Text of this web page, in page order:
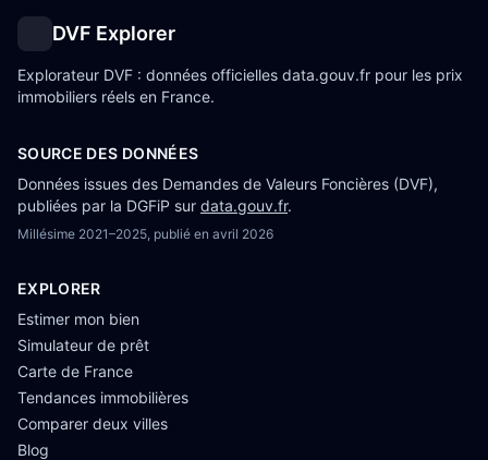
DVF Explorer
Explorateur DVF : données officielles data.gouv.fr pour les prix
immobiliers réels en France.
SOURCE DES DONNÉES
Données issues des Demandes de Valeurs Foncières (DVF),
publiées par la DGFiP sur data.gouv.fr.
Millésime 2021–2025, publié en avril 2026
EXPLORER
Estimer mon bien
Simulateur de prêt
Carte de France
Tendances immobilières
Comparer deux villes
Blog